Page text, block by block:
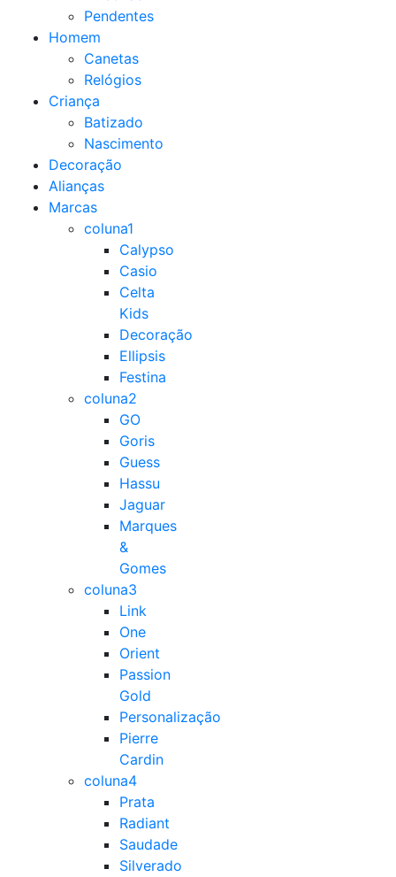
Pendentes
Homem
Canetas
Relógios
Criança
Batizado
Nascimento
Decoração
Alianças
Marcas
coluna1
Calypso
Casio
Celta
Kids
Decoração
Ellipsis
Festina
coluna2
GO
Goris
Guess
Hassu
Jaguar
Marques
&
Gomes
coluna3
Link
One
Orient
Passion
Gold
Personalização
Pierre
Cardin
coluna4
Prata
Radiant
Saudade
Silverado